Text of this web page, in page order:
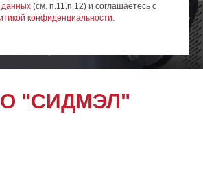
данных (см. п.11,п.12) и соглашаетесь c
конфиденциальности.
"СИДМЭЛ"